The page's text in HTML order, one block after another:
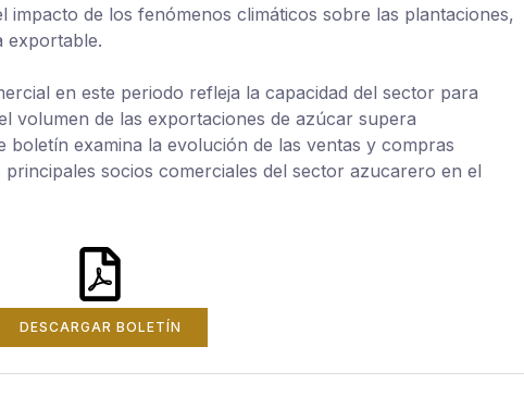
impacto de los fenómenos climáticos sobre las plantaciones,
exportable.
en este periodo refleja la capacidad del sector para
volumen de las exportaciones de azúcar supera
boletín examina la evolución de las ventas y compras
socios comerciales del sector azucarero en el
DESCARGAR BOLETÍN